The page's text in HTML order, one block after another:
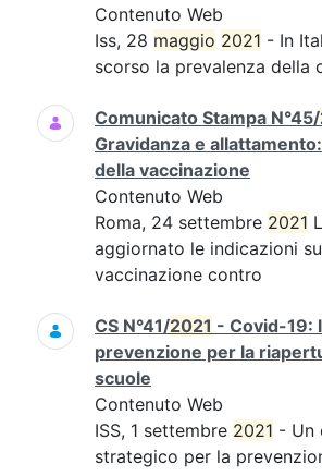
Contenuto Web
Iss, 28 maggio 2021 - In
scorso la prevalenza della
Comunicato Stampa N°45/
Gravidanza e
della vaccinazione
Contenuto Web
Roma, 24 settembre 2021
aggiornato le indicazioni
vaccinazione contro
CS N°41/2021 - Covid-19:
prevenzione per la
scuole
Contenuto Web
ISS, 1 settembre 2021 - Un
strategico per la